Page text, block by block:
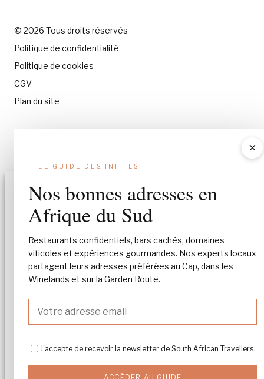
Gérer le consentement
Pour vous offrir la meilleure expérience possible, nous utilisons des
technologies telles que les cookies pour stocker et/ou accéder aux
informations relatives à l'appareil. Le fait de consentir à ces technologies
nous permettra de traiter des données telles que le comportement de
navigation ou des identifiants uniques sur ce site. Le fait de ne pas
consentir ou de retirer votre consentement peut avoir des conséquences
négatives sur certaines caractéristiques et fonctions.
Voir les préférences
© 2026 Tous droits réservés
Politique de confidentialité
Politique de cookies
CGV
Plan du site
×
— LE GUIDE DES INITIÉS —
Nos bonnes adresses en
Afrique du Sud
Restaurants confidentiels, bars cachés, domaines
viticoles et expériences gourmandes. Nos experts locaux
partagent leurs adresses préférées au Cap, dans les
Winelands et sur la Garden Route.
J'accepte de recevoir la newsletter de South African Travellers.